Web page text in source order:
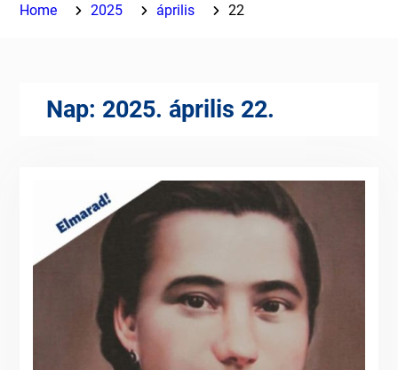
Home 2025 április 22
Nap: 2025. április 22.